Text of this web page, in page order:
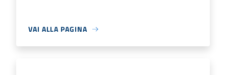
VAI ALLA PAGINA